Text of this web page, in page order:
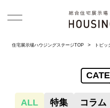
住宅展示場ハウジングステージTOP トピッ
ALL 特集 コラム